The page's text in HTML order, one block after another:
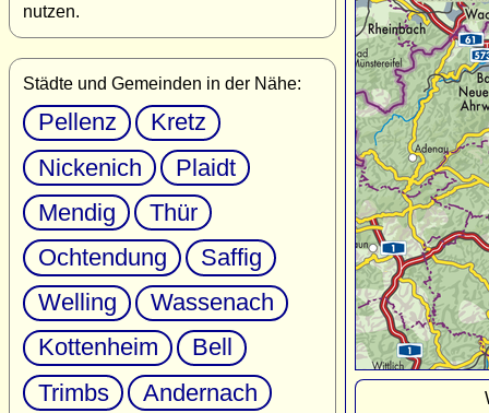
nutzen.
Städte und Gemeinden in der Nähe:
Pellenz
Kretz
Nickenich
Plaidt
Mendig
Thür
Ochtendung
Saffig
Welling
Wassenach
Kottenheim
Bell
Trimbs
Andernach